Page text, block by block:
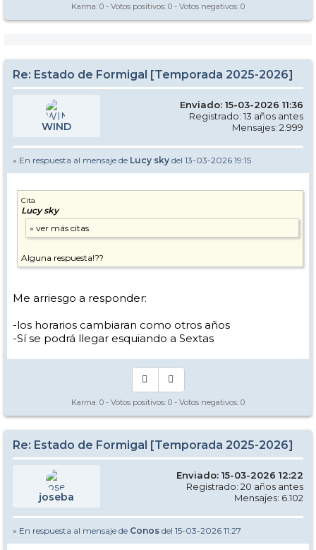
Karma: 0 - Votos positivos: 0 - Votos negativos: 0
Re: Estado de Formigal [Temporada 2025-2026]
WIND
Enviado: 15-03-2026 11:36
Registrado: 13 años antes
Mensajes: 2.999
» En respuesta al mensaje de Lucy sky del 13-03-2026 19:15
Cita
Lucy sky
Alguna respuesta!??
Me arriesgo a responder:
-los horarios cambiaran como otros años
-Sí se podrá llegar esquiando a Sextas
Karma: 0 - Votos positivos: 0 - Votos negativos: 0
Re: Estado de Formigal [Temporada 2025-2026]
joseba
Enviado: 15-03-2026 12:22
Registrado: 20 años antes
Mensajes: 6.102
» En respuesta al mensaje de Conos del 15-03-2026 11:27